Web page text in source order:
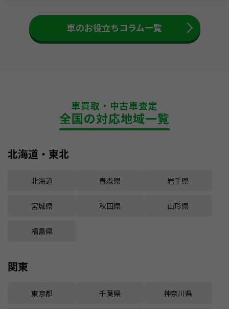
車のお役立ちコラム一覧
車買取・中古車査定
全国の対応地域一覧
北海道・東北
北海道 青森県 岩手県
宮城県 秋田県 山形県
福島県
関東
東京都 千葉県 神奈川県